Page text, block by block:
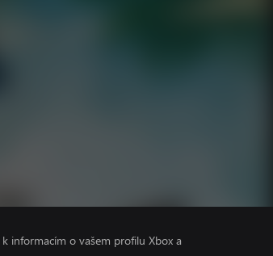
informacím o vašem profilu Xbox a